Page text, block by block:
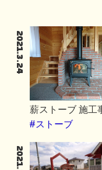
2021.3.24
薪ストーブ 施工
#ストーブ